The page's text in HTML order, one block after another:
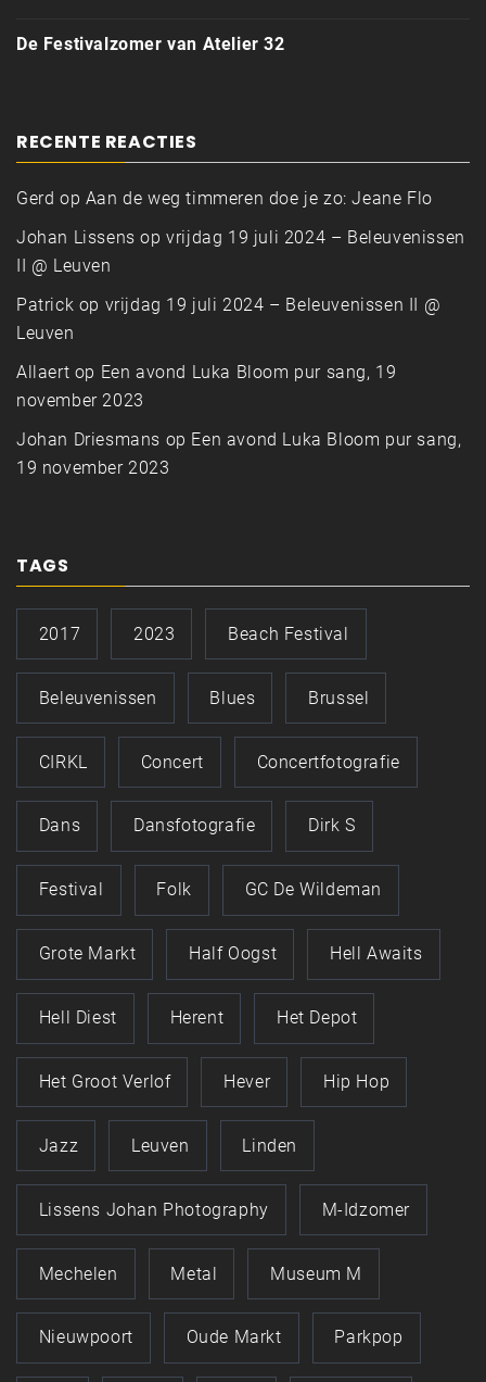
De Festivalzomer van Atelier 32
RECENTE REACTIES
Gerd op Aan de weg timmeren doe je zo: Jeane Flo
Johan Lissens opvrijdag 19 juli 2024 – Beleuvenissen
II @ Leuven
Patrick op vrijdag 19 juli 2024 – Beleuvenissen II @
Leuven
Allaert op Een avond Luka Bloom pur sang, 19
november 2023
Johan Driesmans op Een avond Luka Bloom pur sang,
19 november 2023
TAGS
2017 2023 Beach Festival
Beleuvenissen Blues Brussel
CIRKL Concert Concertfotografie
Dans Dansfotografie Dirk S
Festival Folk GC De Wildeman
Grote Markt Half Oogst Hell Awaits
Hell Diest Herent Het Depot
Het Groot Verlof Hever Hip Hop
Jazz Leuven Linden
Lissens Johan Photography M-Idzomer
Mechelen Metal Museum M
Nieuwpoort Oude Markt Parkpop